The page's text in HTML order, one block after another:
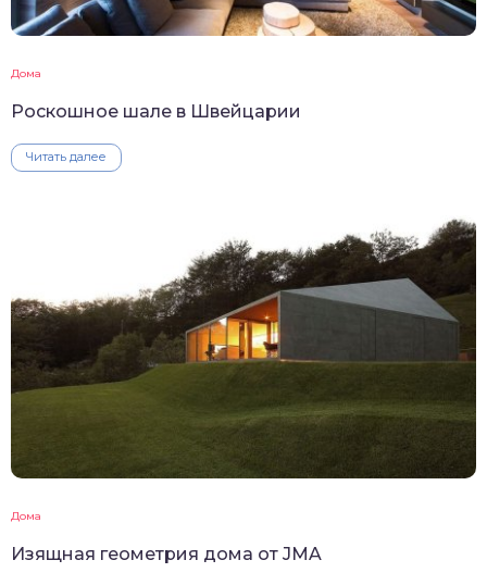
Дома
Роскошное шале в Швейцарии
Читать далее
Дома
Изящная геометрия дома от JMA